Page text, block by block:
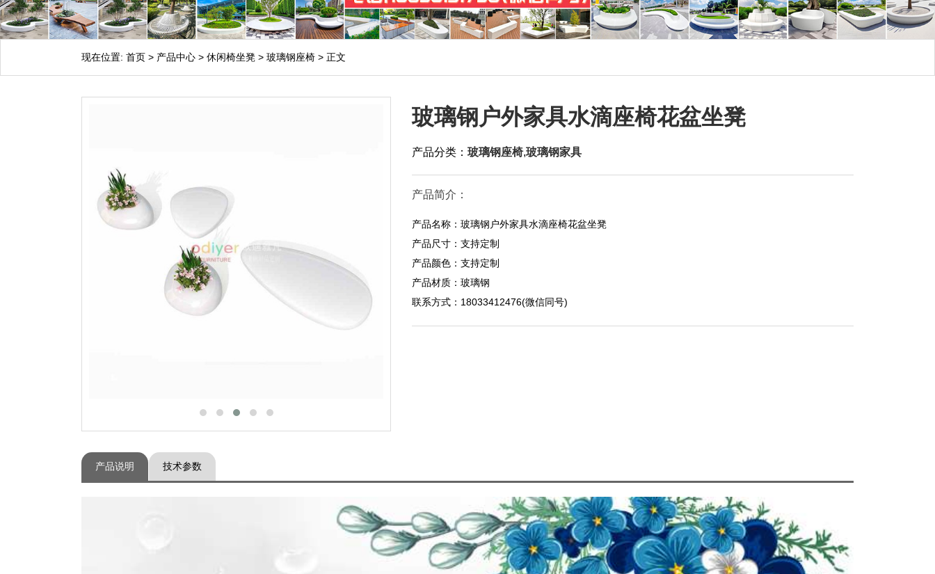
现在位置: 首页 > 产品中心 > 休闲椅坐凳 > 玻璃钢座椅 > 正文
玻璃钢户外家具水滴座椅花盆坐凳
产品分类： 玻璃钢座椅,玻璃钢家具
产品简介：
产品名称：玻璃钢户外家具水滴座椅花盆坐凳
产品尺寸：支持定制
产品颜色：支持定制
产品材质：玻璃钢
联系方式：18033412476(微信同号)
产品说明 技术参数